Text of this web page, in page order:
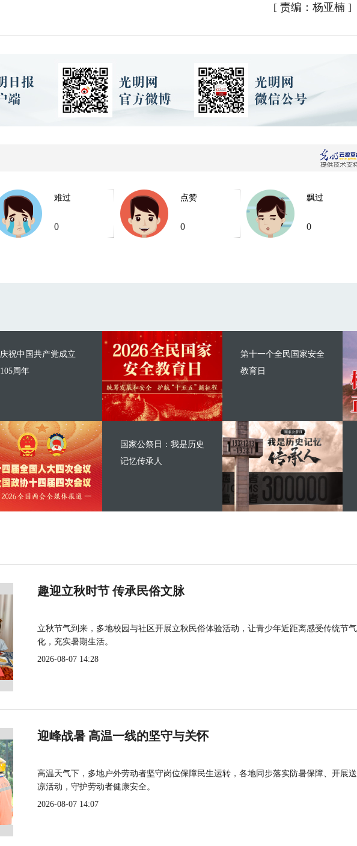
[ 责编：杨亚楠 ]
难过
0
点赞
0
飘过
0
庆祝中国共产党成立
105周年
第十一个全民国家安全
教育日
国家公祭日：我是历史
记忆传承人
趣迎立秋时节 传承民俗文脉
立秋节气到来，多地校园与社区开展立秋民俗体验活动，让青少年近距离感受传统节
化，充实暑期生活。
2026-08-07 14:28
迎峰战暑 高温一线的坚守与关怀
高温天气下，多地户外劳动者坚守岗位保障民生运转，各地同步落实防暑保障、开展
凉活动，守护劳动者健康安全。
2026-08-07 14:07